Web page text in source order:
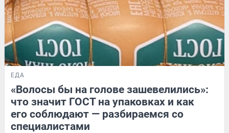
ЕДА
«Волосы бы на голове зашевелились»:
что значит ГОСТ на упаковках и как
его соблюдают — разбираемся со
специалистами